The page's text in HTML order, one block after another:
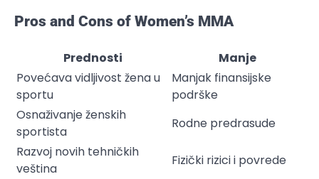
Pros and Cons of Women’s MMA
Prednosti
Manje
Povećava vidljivost žena u
sportu
Manjak finansijske
podrške
Osnaživanje ženskih
sportista
Rodne predrasude
Razvoj novih tehničkih
veština
Fizički rizici i povrede